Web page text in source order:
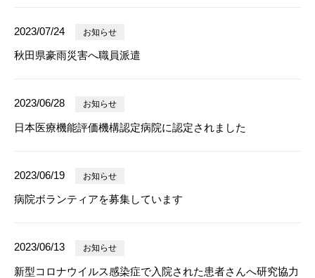
2023/07/24 お知らせ
秋田県豪雨災害へ職員派遣
2023/06/28 お知らせ
日本医療機能評価機構認定病院に認定されました
2023/06/19 お知らせ
病院ボランティアを募集しています
2023/06/13 お知らせ
新型コロナウイルス感染症で入院された患者さんへ研究協力